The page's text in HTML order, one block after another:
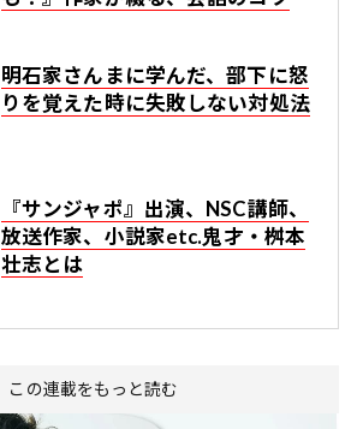
明石家さんまに学んだ、部下に怒
りを覚えた時に失敗しない対処法
『サンジャポ』出演、NSC講師、
放送作家、小説家etc.鬼才・桝本
壮志とは
この連載をもっと読む